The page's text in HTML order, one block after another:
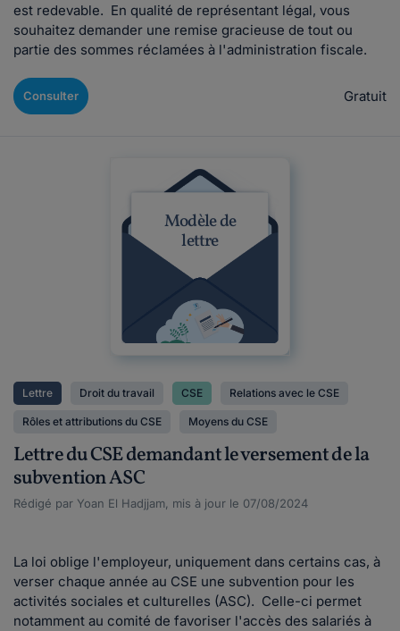
est redevable. En qualité de représentant légal, vous
souhaitez demander une remise gracieuse de tout ou
partie des sommes réclamées à l'administration fiscale.
Consulter Gratuit
Modèle de
lettre
Lettre Droit du travail CSE Relations avec le CSE
Rôles et attributions du CSE Moyens du CSE
Lettre du CSE demandant le versement de la
subvention ASC
Rédigé par Yoan El Hadjjam, mis à jour le 07/08/2024
La loi oblige l'employeur, uniquement dans certains cas, à
verser chaque année au CSE une subvention pour les
activités sociales et culturelles (ASC). Celle-ci permet
notamment au comité de favoriser l'accès des salariés à